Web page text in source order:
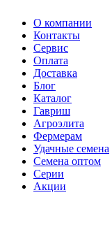
О компании
Контакты
Сервис
Оплата
Доставка
Блог
Каталог
Гавриш
Агроэлита
Фермерам
Удачные семена
Семена оптом
Серии
Акции